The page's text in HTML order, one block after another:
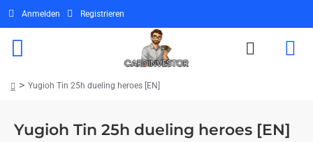
Anmelden Registrieren
Yugioh Tin 25h dueling heroes [EN]
Yugioh Tin 25h dueling heroes [EN]